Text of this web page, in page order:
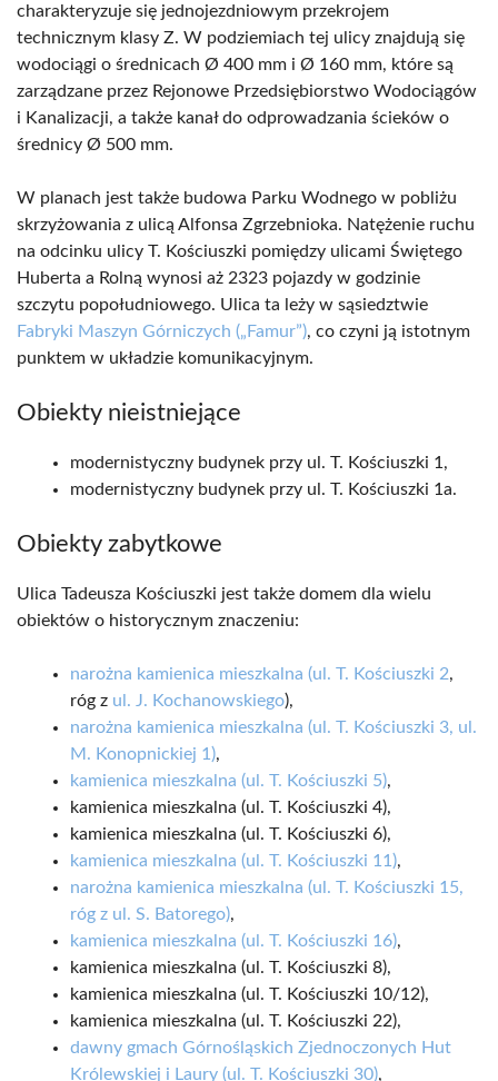
charakteryzuje się jednojezdniowym przekrojem
technicznym klasy Z. W podziemiach tej ulicy znajdują się
wodociągi o średnicach Ø 400 mm i Ø 160 mm, które są
zarządzane przez Rejonowe Przedsiębiorstwo Wodociągów
i Kanalizacji, a także kanał do odprowadzania ścieków o
średnicy Ø 500 mm.
W planach jest także budowa Parku Wodnego w pobliżu
skrzyżowania z ulicą Alfonsa Zgrzebnioka. Natężenie ruchu
na odcinku ulicy T. Kościuszki pomiędzy ulicami Świętego
Huberta a Rolną wynosi aż 2323 pojazdy w godzinie
szczytu popołudniowego. Ulica ta leży w sąsiedztwie
Fabryki Maszyn Górniczych („Famur”), co czyni ją istotnym
punktem w układzie komunikacyjnym.
Obiekty nieistniejące
modernistyczny budynek przy ul. T. Kościuszki 1,
modernistyczny budynek przy ul. T. Kościuszki 1a.
Obiekty zabytkowe
Ulica Tadeusza Kościuszki jest także domem dla wielu
obiektów o historycznym znaczeniu:
narożna kamienica mieszkalna (ul. T. Kościuszki 2,
róg z ul. J. Kochanowskiego),
narożna kamienica mieszkalna (ul. T. Kościuszki 3, ul.
M. Konopnickiej 1),
kamienica mieszkalna (ul. T. Kościuszki 5),
kamienica mieszkalna (ul. T. Kościuszki 4),
kamienica mieszkalna (ul. T. Kościuszki 6),
kamienica mieszkalna (ul. T. Kościuszki 11),
narożna kamienica mieszkalna (ul. T. Kościuszki 15,
róg z ul. S. Batorego),
kamienica mieszkalna (ul. T. Kościuszki 16),
kamienica mieszkalna (ul. T. Kościuszki 8),
kamienica mieszkalna (ul. T. Kościuszki 10/12),
kamienica mieszkalna (ul. T. Kościuszki 22),
dawny gmach Górnośląskich Zjednoczonych Hut
Królewskiej i Laury (ul. T. Kościuszki 30),